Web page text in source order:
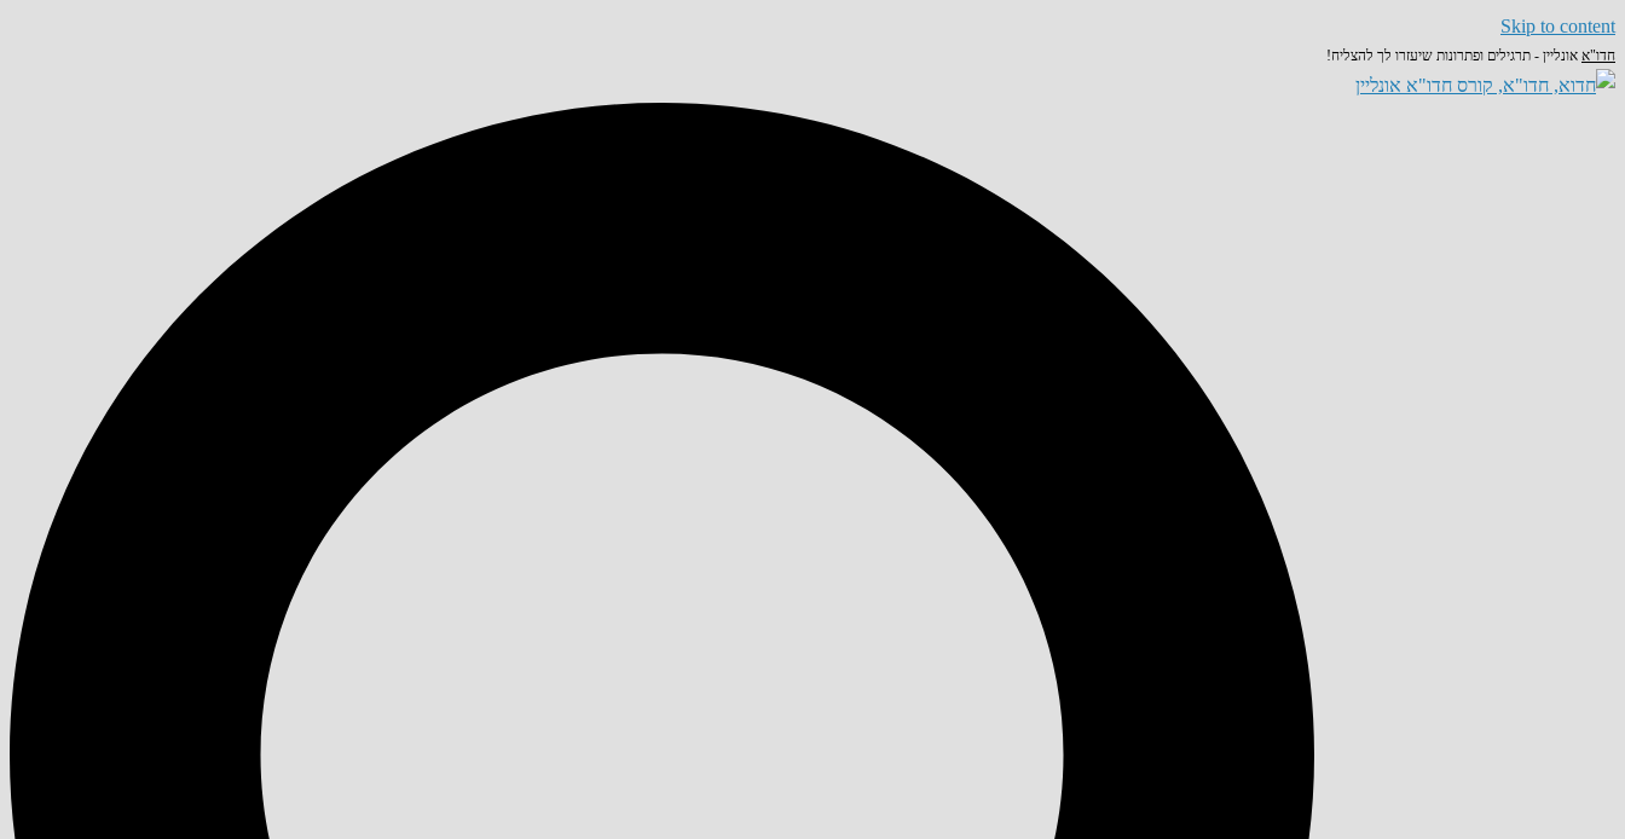
Skip to content
חדו"א אונליין - תרגילים ופתרונות שיעזרו לך להצליח!